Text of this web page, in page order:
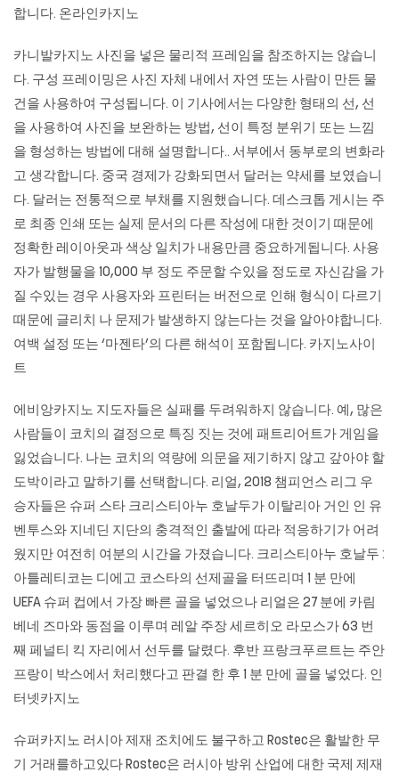
합니다. 온라인카지노
카니발카지노 사진을 넣은 물리적 프레임을 참조하지는 않습니
다. 구성 프레이밍은 사진 자체 내에서 자연 또는 사람이 만든 물
건을 사용하여 구성됩니다. 이 기사에서는 다양한 형태의 선, 선
을 사용하여 사진을 보완하는 방법, 선이 특정 분위기 또는 느낌
을 형성하는 방법에 대해 설명합니다.. 서부에서 동부로의 변화라
고 생각합니다. 중국 경제가 강화되면서 달러는 약세를 보였습니
다. 달러는 전통적으로 부채를 지원했습니다. 데스크톱 게시는 주
로 최종 인쇄 또는 실제 문서의 다른 작성에 대한 것이기 때문에
정확한 레이아웃과 색상 일치가 내용만큼 중요하게됩니다. 사용
자가 발행물을 10,000 부 정도 주문할 수있을 정도로 자신감을 가
질 수있는 경우 사용자와 프린터는 버전으로 인해 형식이 다르기
때문에 글리치 나 문제가 발생하지 않는다는 것을 알아야합니다.
여백 설정 또는 ‘마젠타’의 다른 해석이 포함됩니다. 카지노사이
트
에비앙카지노 지도자들은 실패를 두려워하지 않습니다. 예, 많은
사람들이 코치의 결정으로 특징 짓는 것에 패트리어트가 게임을
잃었습니다. 나는 코치의 역량에 의문을 제기하지 않고 갚아야 할
도박이라고 말하기를 선택합니다. 리얼, 2018 챔피언스 리그 우
승자들은 슈퍼 스타 크리스티아누 호날두가 이탈리아 거인 인 유
벤투스와 지네딘 지단의 충격적인 출발에 따라 적응하기가 어려
웠지만 여전히 여분의 시간을 가졌습니다. 크리스티아누 호날두 :
아틀레티코는 디에고 코스타의 선제골을 터뜨리며 1 분 만에
UEFA 슈퍼 컵에서 가장 빠른 골을 넣었으나 리얼은 27 분에 카림
베네 즈마와 동점을 이루며 레알 주장 세르히오 라모스가 63 번
째 페널티 킥 자리에서 선두를 달렸다. 후반 프랑크푸르트는 주안
프랑이 박스에서 처리했다고 판결 한 후 1 분 만에 골을 넣었다. 인
터넷카지노
슈퍼카지노 러시아 제재 조치에도 불구하고 Rostec은 활발한 무
기 거래를하고있다 Rostec은 러시아 방위 산업에 대한 국제 제재